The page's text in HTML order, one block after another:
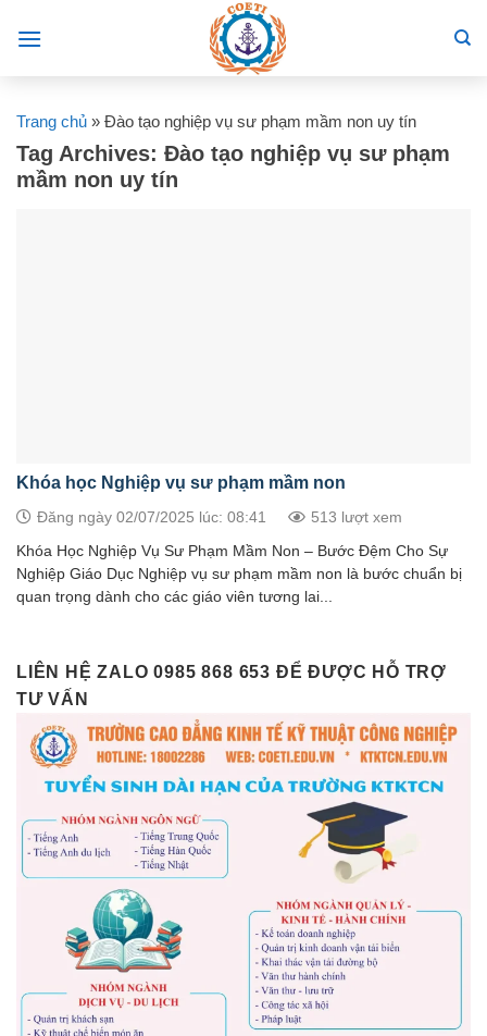
Trang chủ » Đào tạo nghiệp vụ sư phạm mầm non uy tín
Tag Archives: Đào tạo nghiệp vụ sư phạm
mầm non uy tín
Khóa học Nghiệp vụ sư phạm mầm non
Đăng ngày 02/07/2025 lúc: 08:41 513 lượt xem
Khóa Học Nghiệp Vụ Sư Phạm Mầm Non – Bước Đệm Cho Sự
Nghiệp Giáo Dục Nghiệp vụ sư phạm mầm non là bước chuẩn bị
quan trọng dành cho các giáo viên tương lai...
LIÊN HỆ ZALO 0985 868 653 ĐỂ ĐƯỢC HỖ TRỢ
TƯ VẤN